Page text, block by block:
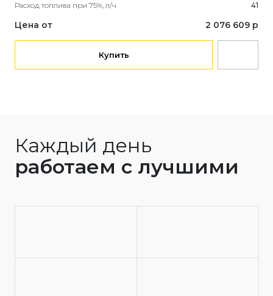
Расход топлива при 75%, л/ч
41
Цена от 2 076 609 р
Купить
Каждый день
работаем с лучшими